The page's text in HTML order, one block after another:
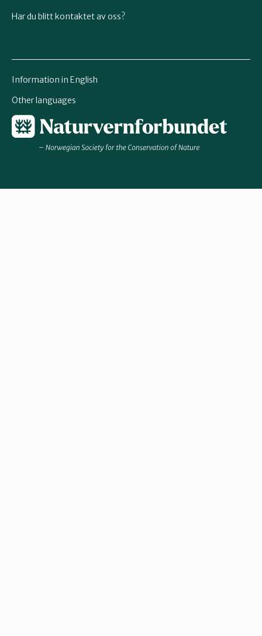
Har du blitt kontaktet av oss?
Information in English
Other languages